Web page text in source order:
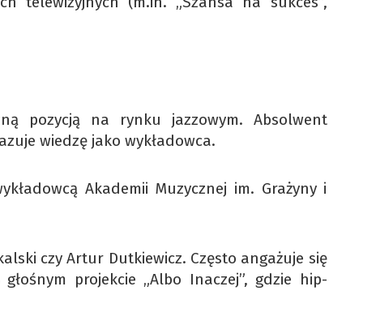
pozycją na rynku jazzowym. Absolwent
wiedzę jako wykładowca.
Akademii Muzycznej im. Grażyny i
czy Artur Dutkiewicz. Często angażuje się
projekcie „Albo Inaczej”, gdzie hip-